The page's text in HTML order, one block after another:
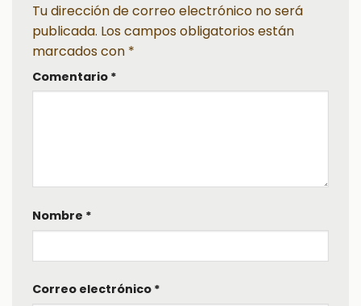
Tu dirección de correo electrónico no será
publicada. Los campos obligatorios están
marcados con *
Comentario *
Nombre *
Correo electrónico *